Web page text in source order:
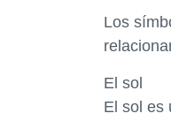
Los
El sol
El sol es